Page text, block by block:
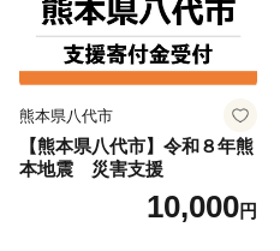
熊本県八代市
【熊本県八代市】令和８年熊
本地震 災害支援
10,000円